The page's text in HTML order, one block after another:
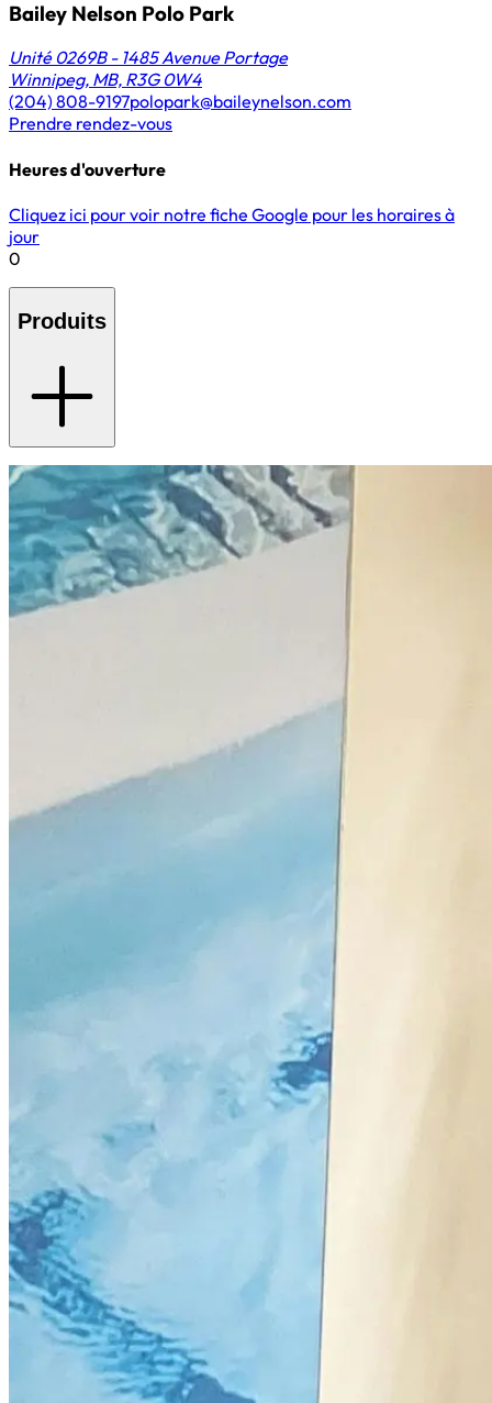
Bailey Nelson Polo Park
Unité 0269B - 1485 Avenue Portage
Winnipeg, MB, R3G 0W4
(204) 808-9197polopark@baileynelson.com
Prendre rendez-vous
Heures d'ouverture
Cliquez ici pour voir notre fiche Google pour les horaires à
jour
0
Produits